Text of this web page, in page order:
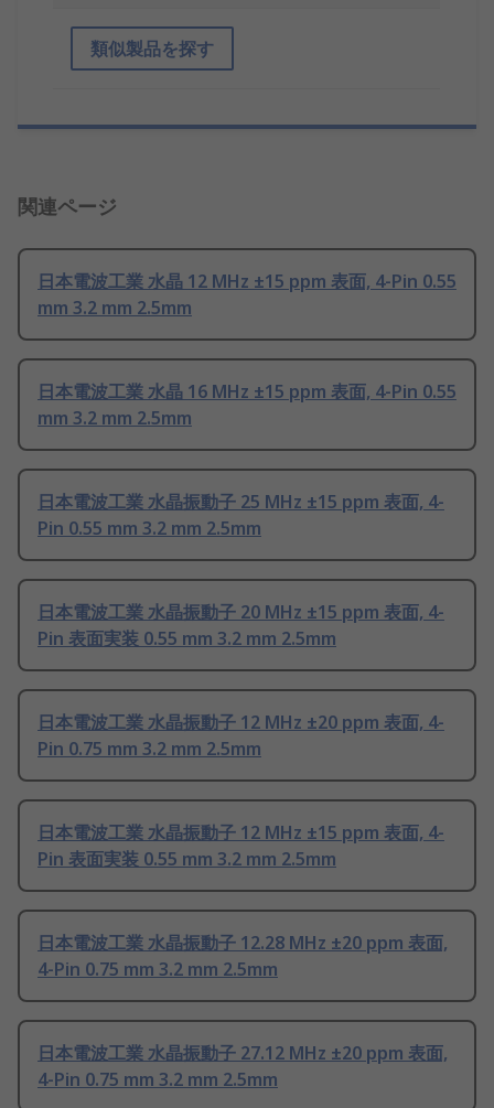
類似製品を探す
関連ページ
日本電波工業 水晶 12 MHz ±15 ppm 表面, 4-Pin 0.55
mm 3.2 mm 2.5mm
日本電波工業 水晶 16 MHz ±15 ppm 表面, 4-Pin 0.55
mm 3.2 mm 2.5mm
日本電波工業 水晶振動子 25 MHz ±15 ppm 表面, 4-
Pin 0.55 mm 3.2 mm 2.5mm
日本電波工業 水晶振動子 20 MHz ±15 ppm 表面, 4-
Pin 表面実装 0.55 mm 3.2 mm 2.5mm
日本電波工業 水晶振動子 12 MHz ±20 ppm 表面, 4-
Pin 0.75 mm 3.2 mm 2.5mm
日本電波工業 水晶振動子 12 MHz ±15 ppm 表面, 4-
Pin 表面実装 0.55 mm 3.2 mm 2.5mm
日本電波工業 水晶振動子 12.28 MHz ±20 ppm 表面,
4-Pin 0.75 mm 3.2 mm 2.5mm
日本電波工業 水晶振動子 27.12 MHz ±20 ppm 表面,
4-Pin 0.75 mm 3.2 mm 2.5mm